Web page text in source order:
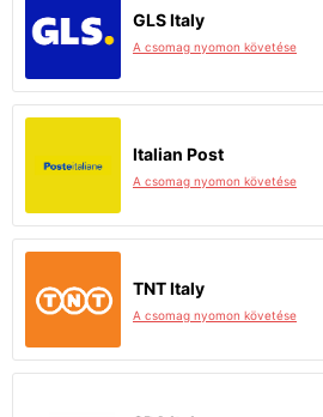
GLS Italy
A csomag nyomon követése
Italian Post
A csomag nyomon követése
TNT Italy
A csomag nyomon követése